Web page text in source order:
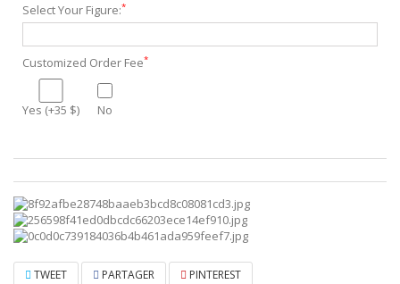
Select Your Figure:*
Customized Order Fee*
Yes (+35 $) No
TWEET PARTAGER PINTEREST